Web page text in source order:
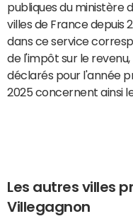
publiques du ministère
villes de France depuis
dans ce service
de l'impôt sur le
déclarés pour l'année
2025 concernent ainsi
Les autres villes
Villegagnon